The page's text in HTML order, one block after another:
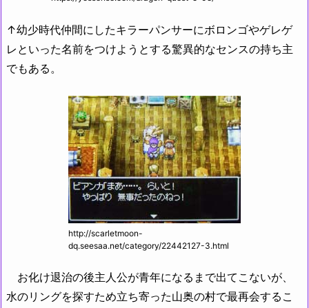
↑幼少時代仲間にしたキラーパンサーにボロンゴやゲレゲ
レといった名前をつけようとする驚異的なセンスの持ち主
でもある。
http://scarletmoon-
dq.seesaa.net/category/22442127-3.html
お化け退治の後主人公が青年になるまで出てこないが、
水のリングを探すため立ち寄った山奥の村で最再会するこ